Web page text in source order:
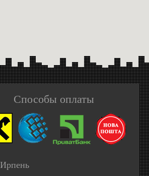
Способы оплаты